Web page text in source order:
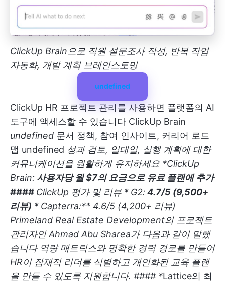
ClickUp Brain으로 직원 설문조사 작성, 반복 작업
자동화, 개발 계획 브레인스토밍
undefined
ClickUp HR 프로젝트 관리를 사용하면 플랫폼의 AI
도구에 액세스할 수 있습니다 ClickUp Brain
undefined 문서 정책, 참여 인사이트, 커리어 로드
맵 undefined 성과 검토, 일대일, 실행 계획에 대한
커뮤니케이션을 원활하게 유지하세요 *ClickUp
Brain: 사용자당 월 $7의 요금으로 유료 플랜에 추가
#### ClickUp 평가 및 리뷰 * G2: 4.7/5 (9,500+
리뷰) * Capterra:** 4.6/5 (4,200+ 리뷰)
Primeland Real Estate Development의 프로젝트
관리자인 Ahmad Abu Sharea가 다음과 같이 말했
습니다 역량 매트릭스와 명확한 경력 경로를 만들어
HR이 잠재적 리더를 식별하고 개인화된 교육 플랜
을 만들 수 있도록 지원합니다. #### *Lattice의 최